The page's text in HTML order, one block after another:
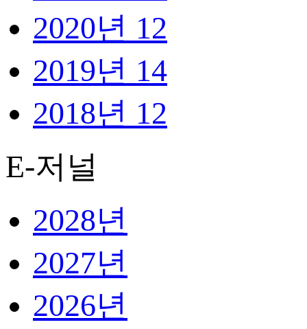
2020년 12
2019년 14
2018년 12
E-저널
2028년
2027년
2026년